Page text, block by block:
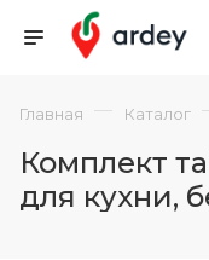
Главная — Каталог
Комплект
для кухни,